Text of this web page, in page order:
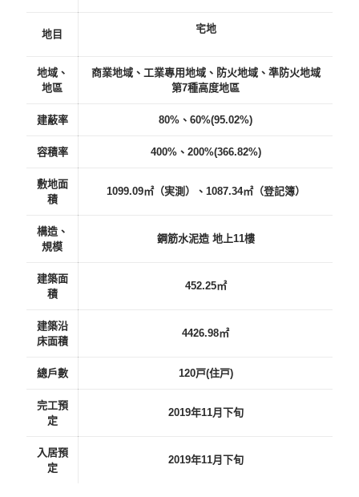
地目 宅地
地域、
地區
商業地域、工業專用地域、防火地域、準防火地域
第7種高度地區
建蔽率 80%、60%(95.02%)
容積率 400%、200%(366.82%)
敷地面
積
1099.09㎡（実測）、1087.34㎡（登記簿）
構造、
規模
鋼筋水泥造 地上11樓
建築面
積
452.25㎡
建築沿
床面積
4426.98㎡
總戶數 120戸(住戸)
完工預
定
2019年11月下旬
入居預
定
2019年11月下旬